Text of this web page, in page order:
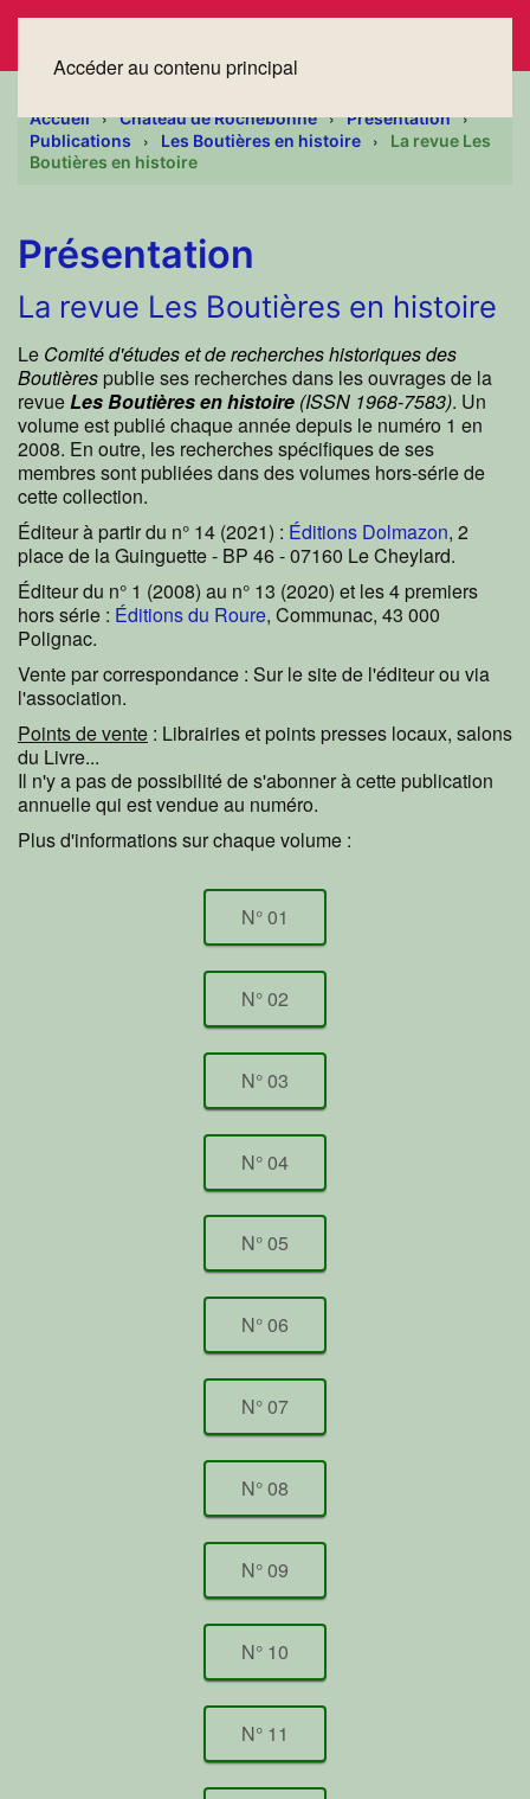
Accéder au contenu principal
Accueil Château de Rochebonne
Présentation
Publications
Les Boutières en histoire
La revue Les
Boutières en histoire
Présentation
La revue Les Boutières en histoire
Le Comité d'études et de recherches historiques des
Boutièrespublie ses recherches dans les ouvrages de la
revueLes Boutières en histoire (ISSN 1968-7583). Un
volume est publié chaque année depuis le numéro 1 en
2008. En outre, les recherches spécifiques de ses
membres sont publiées dans des volumes hors-série de
cette collection.
Éditeur à partir du n° 14 (2021) : Éditions Dolmazon, 2
place de la Guinguette - BP 46 - 07160 Le Cheylard.
Éditeur du n° 1 (2008) au n° 13 (2020) et les 4 premiers
hors série : Éditions du Roure, Communac, 43 000
Polignac.
Vente par correspondance : Sur le site de l'éditeur ou via
l'association.
Points de vente : Librairies et points presses locaux, salons
du Livre...
Il n'y a pas de possibilité de s'abonner à cette publication
annuelle qui est vendue au numéro.
Plus d'informations sur chaque volume :
N° 01
N° 02
N° 03
N° 04
N° 05
N° 06
N° 07
N° 08
N° 09
N° 10
N° 11